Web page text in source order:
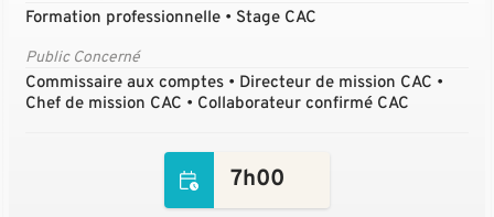
Formation professionnelle • Stage CAC
Public Concerné
Commissaire aux comptes • Directeur de mission CAC •
Chef de mission CAC • Collaborateur confirmé CAC
7h00